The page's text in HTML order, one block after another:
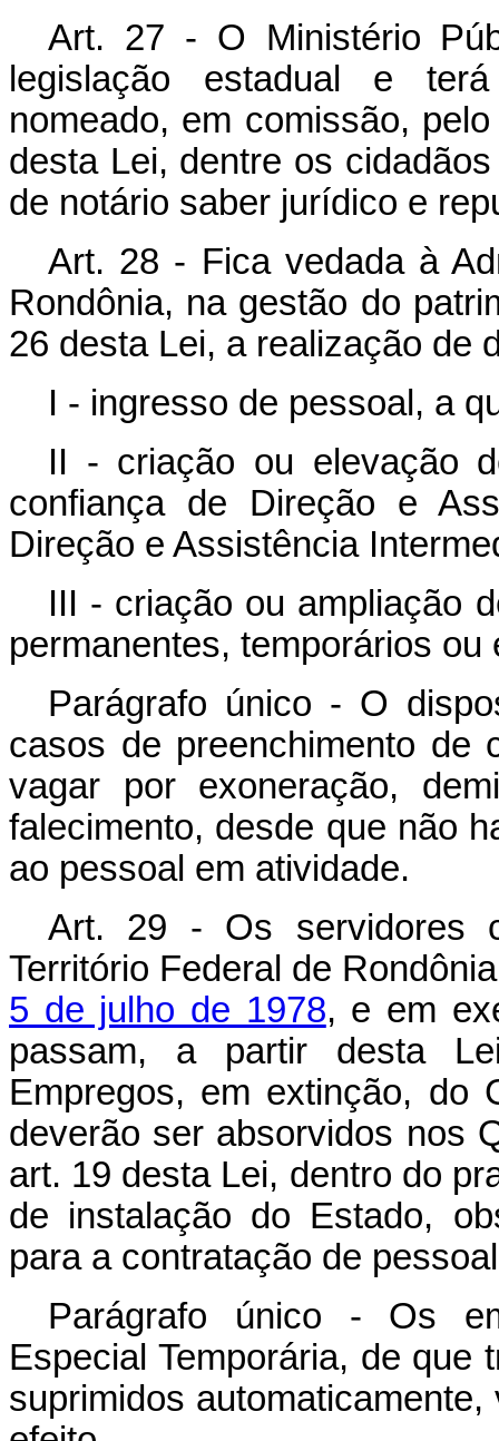
Art. 27 - O Ministério
legislação estadual e
nomeado, em comissão,
desta Lei, dentre os
de notário saber jurídico e
Art. 28 - Fica vedada à
Rondônia, na gestão do
26 desta Lei, a realização de
I - ingresso de pessoal, a
II - criação ou elevação
confiança de Direção e
Direção e Assistência
III - criação ou ampliação
permanentes, temporários ou
Parágrafo único - O
casos de preenchimento de
vagar por exoneração,
falecimento, desde que não
ao pessoal em atividade.
Art. 29 - Os servidores
Território Federal de
5 de julho de 1978, e em
passam, a partir desta
Empregos, em extinção, do
deverão ser absorvidos nos
art. 19 desta Lei, dentro do
de instalação do Estado,
para a contratação de
Parágrafo único - Os
Especial Temporária, de que
suprimidos